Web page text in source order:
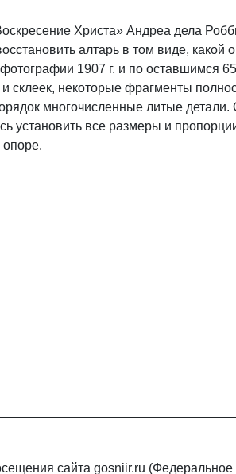
Христа» Андреа дела
алтарь в том виде,
1907 г. и по оставшимся
склеек, некоторые фрагменты
многочисленные литые
установить все размеры и
опоре.
сайта gosniir.ru (Федеральное